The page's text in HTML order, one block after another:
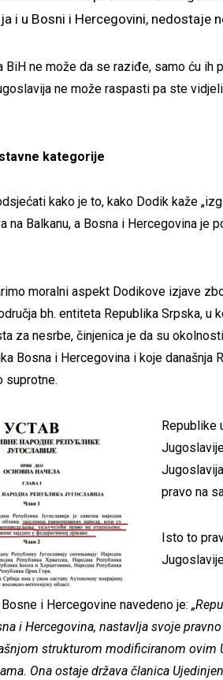
i u Bosni i Hercegovini, nedostaje
BiH ne može da se raziđe, samo ću
ne može raspasti pa ste
kategorije
kako je to, kako Dodik kaže
na Balkanu, a Bosna i Hercegovina je
moralni aspekt Dodikove izjave
bh. entiteta Republika Srpska, u
za nesrbe, činjenica je da su
Bosna i Hercegovina i koje
suprotne.
Republike
pravo na
Isto to
i Hercegovine navedeno je:
i Hercegovina, nastavlja svoje
strukturom modificiranom ovim
Ona ostaje država članica